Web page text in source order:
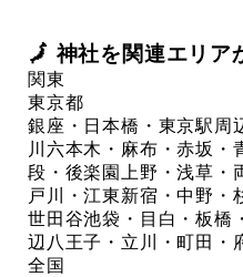
🗾神社を関連エリア
関東
東京都
銀座・日本橋・東京駅周
川 六本木・麻布・赤坂・
段・後楽園 上野・浅草
戸川・江東新宿・中野・
世田谷池袋・目白・板橋
辺 八王子・立川・町田・
全国